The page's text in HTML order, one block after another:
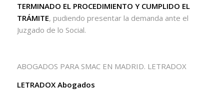
TERMINADO EL PROCEDIMIENTO Y CUMPLIDO EL
TRÁMITE, pudiendo presentar la demanda ante el
Juzgado de lo Social.
ABOGADOS PARA SMAC EN MADRID. LETRADOX
LETRADOX Abogados